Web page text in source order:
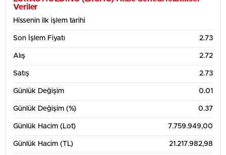
3. Ağu 4. Ağu
2.675
2.7
2.725
2.75
Veriler
Hissenin ilk işlem tarihi
Son İşlem Fiyatı 2.73
Alış 2.72
Satış 2.73
Günlük Değişim 0.01
Günlük Değişim (%) 0.37
Günlük Hacim (Lot) 7.759.949,00
Günlük Hacim (TL) 21.217.982,98